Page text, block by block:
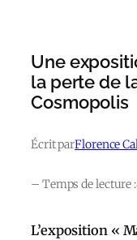
Une
la perte de
Cosmopolis
Écrit parFlorence
– Temps de lecture :
L’exposition «